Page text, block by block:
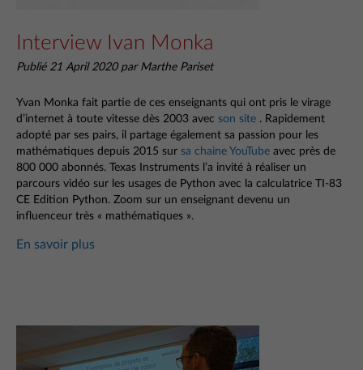
Interview Ivan Monka
Publié 21 April 2020 par Marthe Pariset
Yvan Monka fait partie de ces enseignants qui ont pris le virage
d’internet à toute vitesse dès 2003 avec son site . Rapidement
adopté par ses pairs, il partage également sa passion pour les
mathématiques depuis 2015 sur sa chaine YouTube avec près de
800 000 abonnés. Texas Instruments l’a invité à réaliser un
parcours vidéo sur les usages de Python avec la calculatrice TI-83
CE Edition Python. Zoom sur un enseignant devenu un
influenceur très « mathématiques ».
En savoir plus